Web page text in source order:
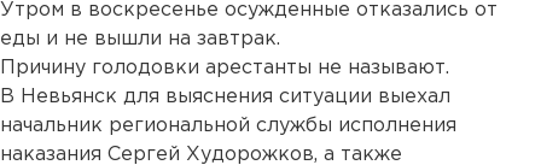
Утром в воскресенье осужденные отказались от
еды и не вышли на завтрак.
Причину голодовки арестанты не называют.
В Невьянск для выяснения ситуации выехал
начальник региональной службы исполнения
наказания Сергей Худорожков, а также